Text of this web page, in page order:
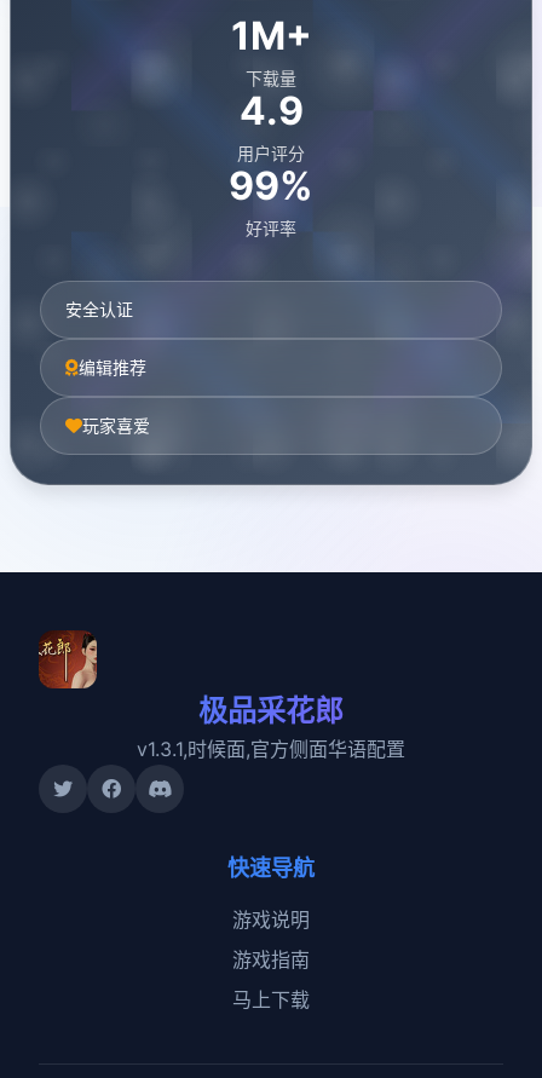
1M+
下载量
4.9
用户评分
99%
好评率
安全认证
编辑推荐
玩家喜爱
极品采花郎
v1.3.1,时候面,官方侧面华语配置
快速导航
游戏说明
游戏指南
马上下载